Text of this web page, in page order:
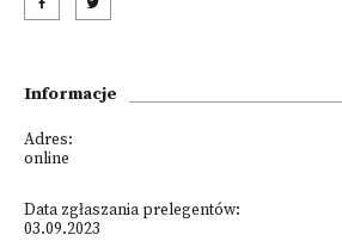
Informacje
Adres:
online
Data zgłaszania prelegentów:
03.09.2023